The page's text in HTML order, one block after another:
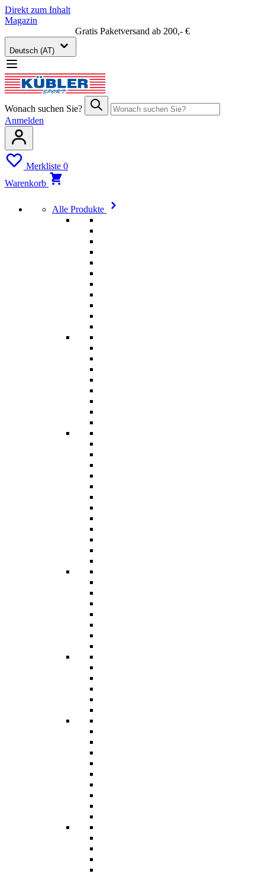
Direkt zum Inhalt
Magazin
Gratis Paketversand ab 200,- €
Deutsch (AT)
Wonach suchen Sie?
Anmelden
Merkliste 0
Warenkorb
Alle Produkte